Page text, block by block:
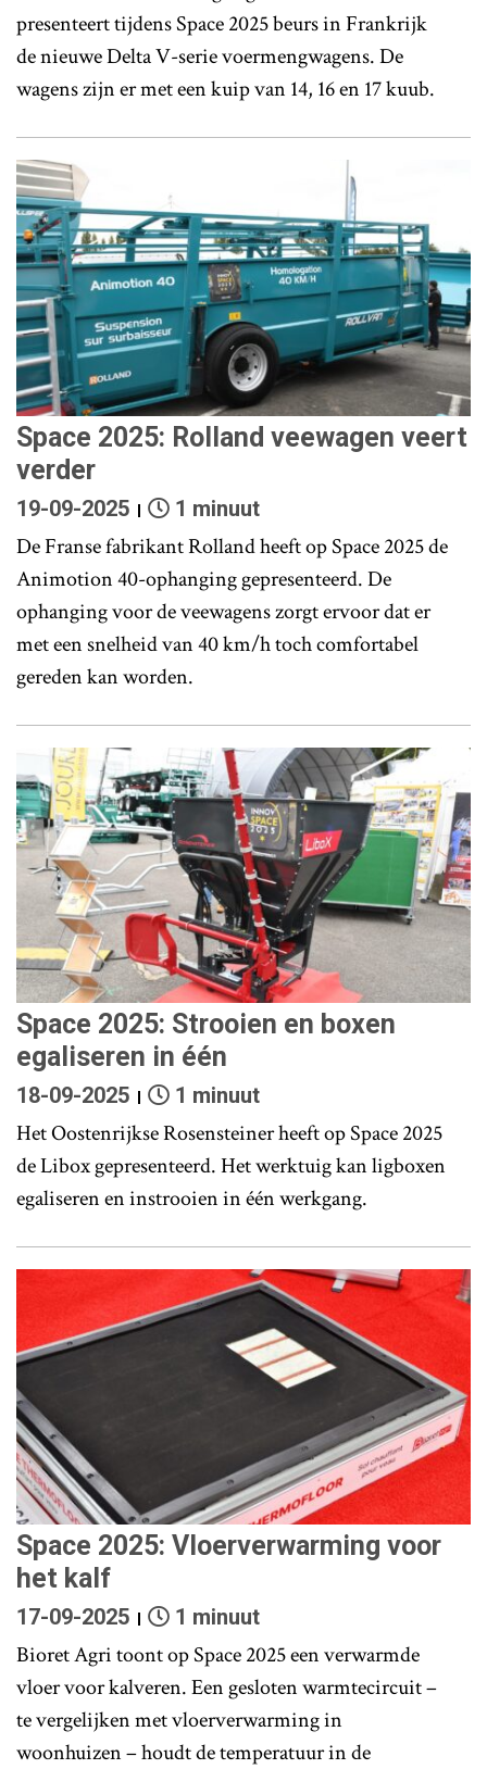
presenteert tijdens Space 2025 beurs in Frankrijk
de nieuwe Delta V-serie voermengwagens. De
wagens zijn er met een kuip van 14, 16 en 17 kuub.
Space 2025: Rolland veewagen veert
verder
19-09-2025 1 minuut
De Franse fabrikant Rolland heeft op Space 2025 de
Animotion 40-ophanging gepresenteerd. De
ophanging voor de veewagens zorgt ervoor dat er
met een snelheid van 40 km/h toch comfortabel
gereden kan worden.
Space 2025: Strooien en boxen
egaliseren in één
18-09-2025 1 minuut
Het Oostenrijkse Rosensteiner heeft op Space 2025
de Libox gepresenteerd. Het werktuig kan ligboxen
egaliseren en instrooien in één werkgang.
Space 2025: Vloerverwarming voor
het kalf
17-09-2025 1 minuut
Bioret Agri toont op Space 2025 een verwarmde
vloer voor kalveren. Een gesloten warmtecircuit –
te vergelijken met vloerverwarming in
woonhuizen – houdt de temperatuur in de